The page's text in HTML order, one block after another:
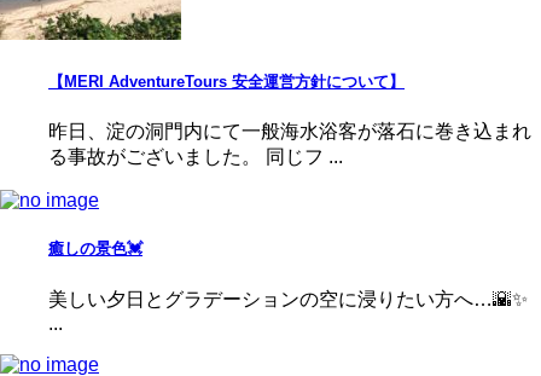
【MERI AdventureTours 安全運営方針について】
昨日、淀の洞門内にて一般海水浴客が落石に巻き込まれ
る事故がございました。 同じフ ...
癒しの景色💓
美しい夕日とグラデーションの空に浸りたい方へ…🌇✨
...